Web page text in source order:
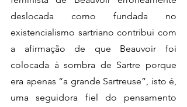
deslocada como fundada no
existencialismo sartriano contribui com
a afirmação de que Beauvoir foi
colocada à sombra de Sartre porque
era apenas “a grande Sartreuse”, isto é,
uma seguidora fiel do pensamento